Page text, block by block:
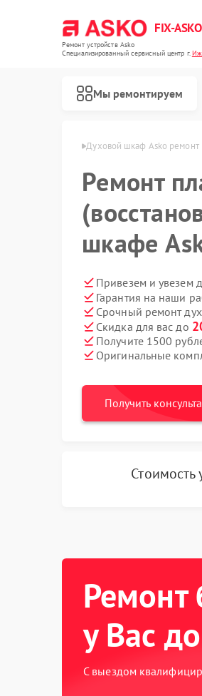
FIX-ASKO
Ремонт устройств Asko
Специализированный cервисный центр г.
Мы ремонтируем
Asko в Ижевске Духовой шкаф Asko ремонт
Ремонт
шкафе
Привезем и увезем
Гарантия на наши
Срочный ремонт
Скидка для вас до
Получите 1500
Оригинальные
Получить
Стоимость
Ремонт
у Вас
С выездом